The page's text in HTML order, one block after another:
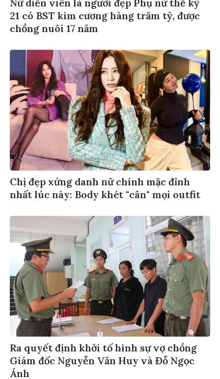
21 có BST kim cương hàng trăm tỷ, được
chồng nuôi 17 năm
Chị đẹp xứng danh nữ chính mặc đỉnh
nhất lúc này: Body khét "cân" mọi outfit
Ra quyết định khởi tố hình sự vợ chồng
Giám đốc Nguyễn Văn Huy và Đỗ Ngọc
Ánh